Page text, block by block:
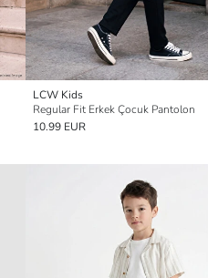
LCW Kids
Regular Fit Erkek Çocuk Pantolon
10.99 EUR